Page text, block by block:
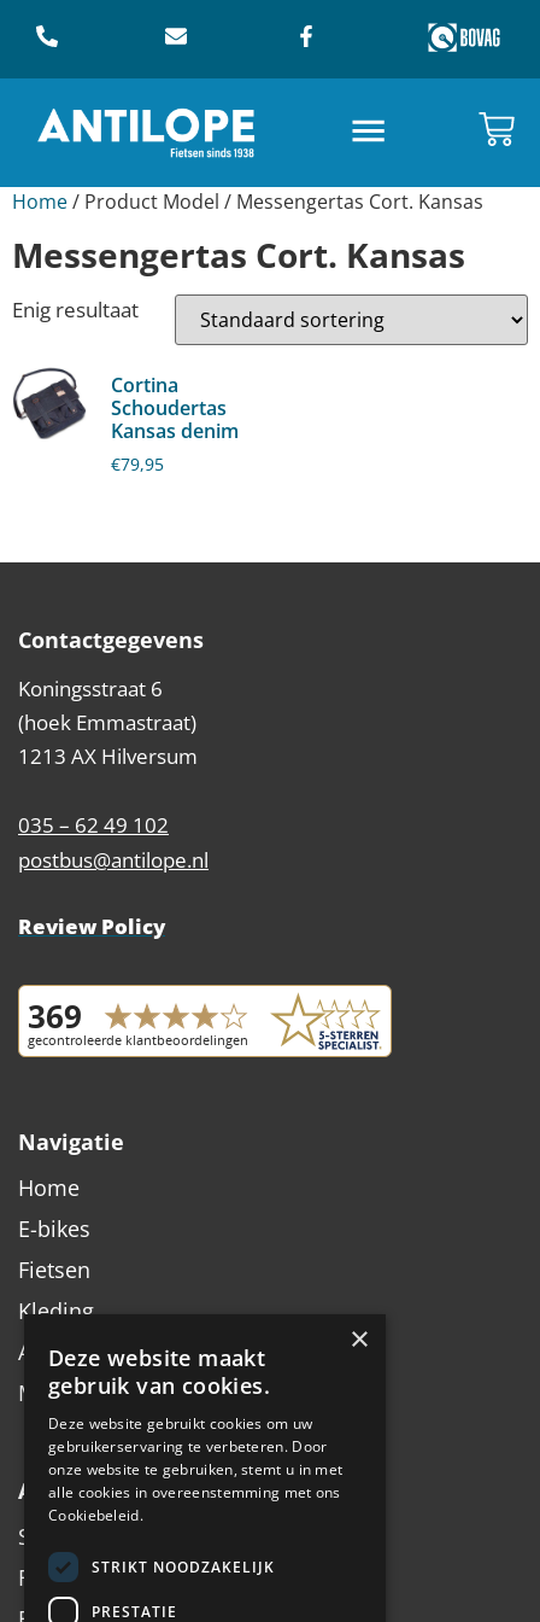
Home/ Product Model / Messengertas Cort. Kansas
Messengertas Cort. Kansas
Enig resultaat
Cortina
Schoudertas
Kansas denim
€79,95
Contactgegevens
Koningsstraat 6
(hoek Emmastraat)
1213 AX Hilversum
035 – 62 49 102
postbus@antilope.nl
Review Policy
Navigatie
Home
E-bikes
Fietsen
Kleding
Accessoires
Merken
Algemeen
Service
Fiets inruilen
×
Deze website maakt
gebruik van cookies.
Deze website gebruikt cookies om uw
gebruikerservaring te verbeteren. Door
onze website te gebruiken, stemt u in met
alle cookies in overeenstemming met ons
Cookiebeleid.
STRIKT NOODZAKELIJK
PRESTATIE